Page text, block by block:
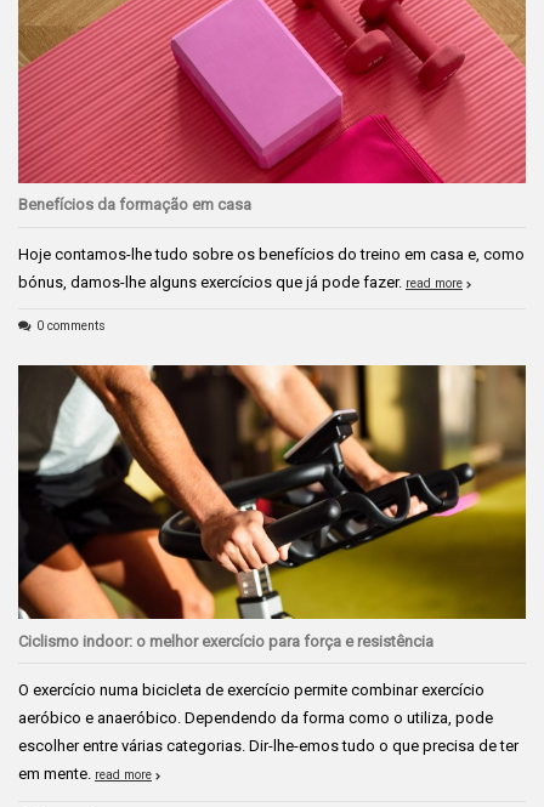
Benefícios da formação em casa
Hoje contamos-lhe tudo sobre os benefícios do treino em casa e, como
bónus, damos-lhe alguns exercícios que já pode fazer. read more
0 comments
Ciclismo indoor: o melhor exercício para força e resistência
O exercício numa bicicleta de exercício permite combinar exercício
aeróbico e anaeróbico. Dependendo da forma como o utiliza, pode
escolher entre várias categorias. Dir-lhe-emos tudo o que precisa de ter
em mente. read more